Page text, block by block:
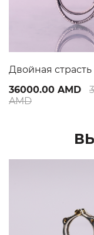
Двойная
36000.00 AMD
AMD